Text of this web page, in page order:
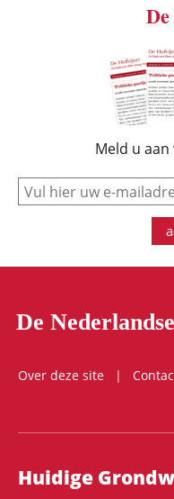
Meld u
De
Over deze site
Hoofdnavigatie
Huidige